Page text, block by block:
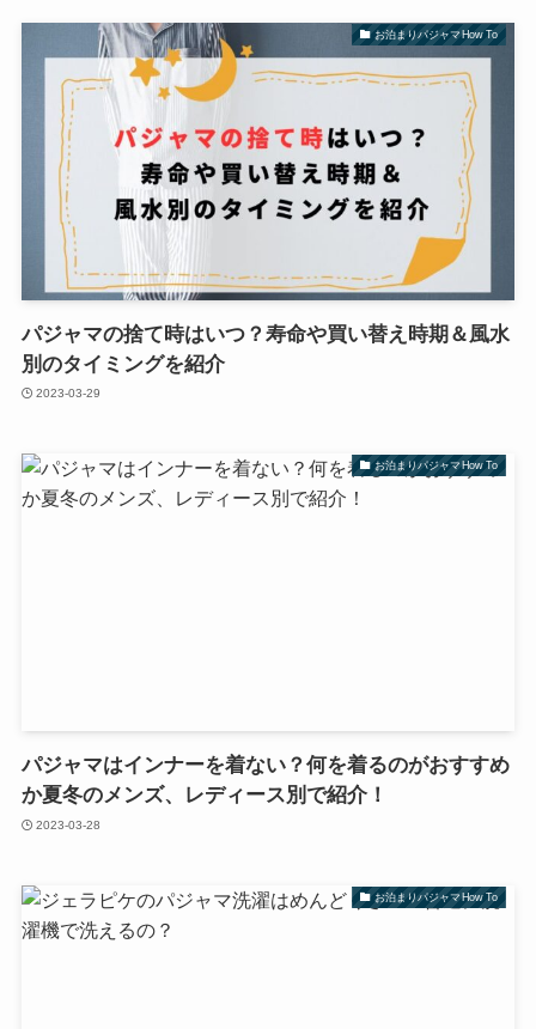
お泊まりパジャマHow To
パジャマの捨て時はいつ？寿命や買い替え時期＆風水
別のタイミングを紹介
2023-03-29
お泊まりパジャマHow To
パジャマはインナーを着ない？何を着るのがおすすめ
か夏冬のメンズ、レディース別で紹介！
2023-03-28
お泊まりパジャマHow To